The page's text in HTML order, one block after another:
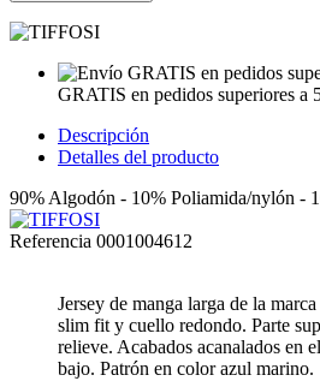
GRATIS en pedidos superiores a
Descripción
Detalles del producto
90% Algodón - 10% Poliamida/nylón -
Referencia 0001004612
Jersey de manga larga de la
slim fit y cuello redondo. Parte
relieve. Acabados acanalados en
bajo. Patrón en color azul marino.